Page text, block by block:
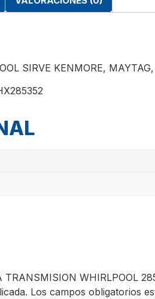
SIRVE KENMORE,
WHIRLPOOL
Los campos obligatorios